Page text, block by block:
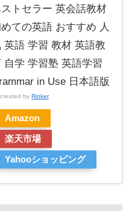
トセラー 英会話教材
ての英語 おすすめ 人
英語 学習 教材 英語教
自学 学習塾 英語学習
in Use 日本語版
created by Rinker
Amazon
楽天市場
Yahooショッピング